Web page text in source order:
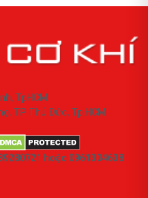
TpHCM
TP Thủ Đức, Tp.HCM
hoặc 0961304638